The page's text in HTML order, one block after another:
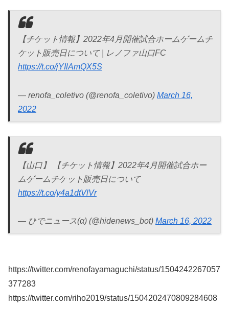
【チケット情報】2022年4月開催試合ホームゲームチ
ケット販売日について | レノファ山口FC
https://t.co/jYIlAmQX5S
— renofa_coletivo (@renofa_coletivo) March 16,
2022
【山口】 【チケット情報】2022年4月開催試合ホー
ムゲームチケット販売日について
https://t.co/y4a1dtVlVr
— ひでニュース(α) (@hidenews_bot) March 16, 2022
https://twitter.com/renofayamaguchi/status/1504242267057
377283
https://twitter.com/riho2019/status/1504202470809284608